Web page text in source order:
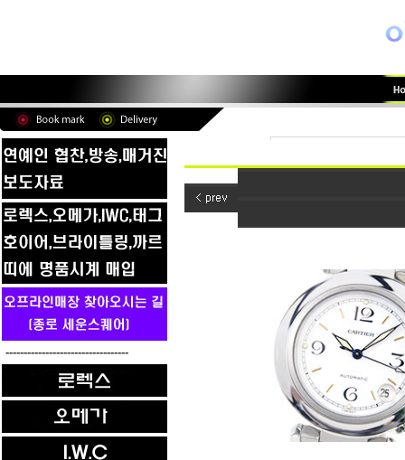
----------------------------------